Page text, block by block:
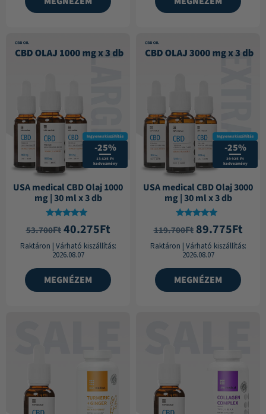
Ingyenes kiszállítás
-25%
13 425 Ft
kedvezmény
USA medical CBD Olaj 1000
mg | 30 ml x 3 db
Értékelés:
4.89
53.700Ft 40.275Ft
Raktáron | Várható kiszállítás:
2026.08.07
MEGNÉZEM
Ingyenes kiszállítás
-25%
29 925 Ft
kedvezmény
USA medical CBD Olaj 3000
mg | 30 ml x 3 db
Értékelés:
4.91
119.700Ft 89.775Ft
Raktáron | Várható kiszállítás:
2026.08.07
MEGNÉZEM